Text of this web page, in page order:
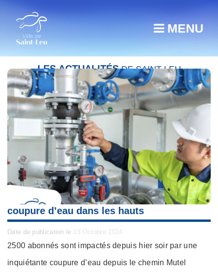
MENU
LES ACTUALITÉSDE SAINT-LEU
Casse sur une canalisation : Importante
coupure d’eau dans les hauts
Date de publication le Posted
on
13 Octobre 2024
2500 abonnés sont impactés depuis hier soir par une
inquiétante coupure d’eau depuis le chemin Mutel